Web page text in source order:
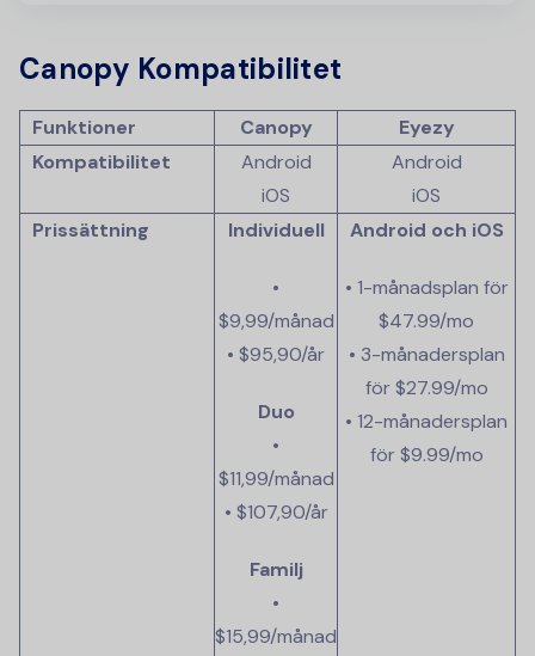
Canopy Kompatibilitet
Funktioner Canopy
Eyezy
Kompatibilitet
Android
iOS
Android
iOS
Prissättning
Individuell
•
$9,99/månad
• $95,90/år
Duo
•
$11,99/månad
• $107,90/år
Familj
•
$15,99/månad
Android och iOS
• 1-månadsplan för
$47.99/mo
• 3-månadersplan
för$27.99/mo
• 12-månadersplan
för$9.99/mo